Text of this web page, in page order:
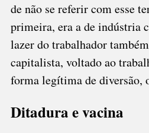
de não se referir com esse
primeira, era a de indústria
lazer do trabalhador
capitalista, voltado ao
forma legítima de diversão,
Ditadura e vacina